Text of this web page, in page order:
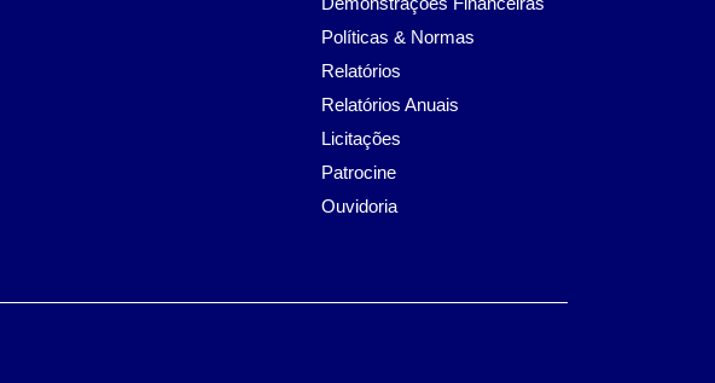
Políticas & Normas
Relatórios
Relatórios Anuais
Licitações
Patrocine
Ouvidoria